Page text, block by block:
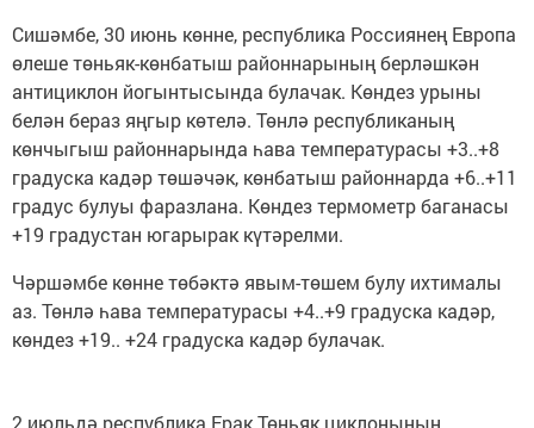
Сишәмбе, 30 июнь көнне, республика Россиянең Европа
өлеше төньяк-көнбатыш районнарының берләшкән
антициклон йогынтысында булачак. Көндез урыны
белән бераз яңгыр көтелә. Төнлә республиканың
көнчыгыш районнарында һава температурасы +3..+8
градуска кадәр төшәчәк, көнбатыш районнарда +6..+11
градус булуы фаразлана. Көндез термометр баганасы
+19 градустан югарырак күтәрелми.
Чәршәмбе көнне төбәктә явым-төшем булу ихтималы
аз. Төнлә һава температурасы +4..+9 градуска кадәр,
көндез +19.. +24 градуска кадәр булачак.
2 июльдә республика Ерак Төньяк циклонының